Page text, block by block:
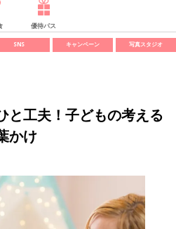
優待パス
SNS キャンペーン 写真スタジオ
と工夫！子どもの考える
かけ